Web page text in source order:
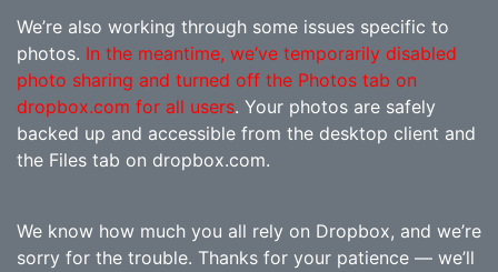
We’re also working through some issues specific to
photos. In the meantime, we’ve temporarily disabled
photo sharing and turned off the Photos tab on
dropbox.com for all users. Your photos are safely
backed up and accessible from the desktop client and
the Files tab on dropbox.com.
We know how much you all rely on Dropbox, and we’re
sorry for the trouble. Thanks for your patience — we’ll